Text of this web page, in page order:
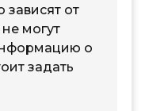
зависят от
могут
о
задать